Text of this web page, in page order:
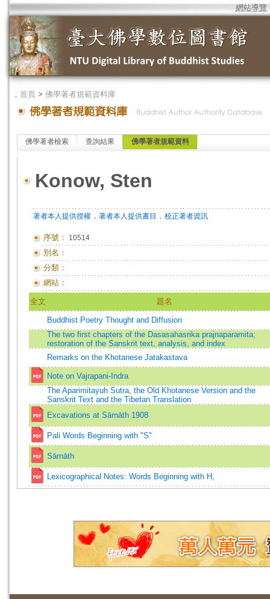
網站導覽
． 首頁 > 佛學著者規範資料庫
佛學著者檢索 查詢結果 佛學著者規範資料
Konow, Sten
著者本人提供授權 ． 著者本人提供書目 ． 校正著者資訊
序號： 10514
別名：
分類：
網站：
全文 題名
Buddhist Poetry Thought and Diffusion
The two first chapters of the Dasasahasrika prajnaparamita;
restoration of the Sanskrit text, analysis, and index
Remarks on the Khotanese Jatakastava
Note on Vajrapani-Indra
The Aparimitayuh Sutra, the Old Khotanese Version and the
Sanskrit Text and the Tibetan Translation
Excavations at Sārnāth 1908
Pali Words Beginning with "S"
Sārnāth
Lexicographical Notes: Words Beginning with H,